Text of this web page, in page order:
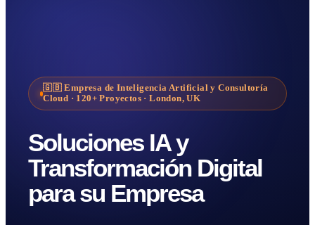
Casos de éxito
Nosotros
🇬🇧Empresa de Inteligencia Artificial y Consultoría
Cloud · 120+Proyectos · London, UK
Soluciones IA y
Transformación Digital
para su Empresa